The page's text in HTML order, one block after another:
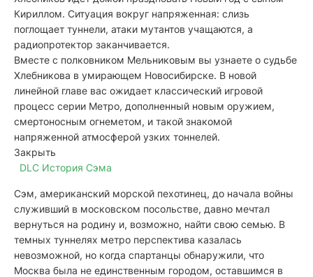
Кириллом. Ситуация вокруг напряженная: слизь
поглощает туннели, атаки мутантов учащаются, а
радиопротектор заканчивается.
Вместе с полковником Мельниковым вы узнаете о судьбе
Хлебникова в умирающем Новосибирске. В новой
линейной главе вас ожидает классический игровой
процесс серии Метро, дополненный новым оружием,
смертоносным огнеметом, и такой знакомой
напряженной атмосферой узких тоннелей.
Закрыть
DLC История Сэма
Сэм, американский морской пехотинец, до начала войны
служивший в московском посольстве, давно мечтал
вернуться на родину и, возможно, найти свою семью. В
темных туннелях метро перспектива казалась
невозможной, но когда спартанцы обнаружили, что
Москва была не единственным городом, оставшимся в